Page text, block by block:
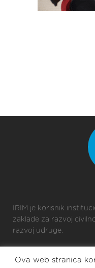
IRIM je korisnik
zaklade za razvoj
razvoj udruge.
Ova web stranica